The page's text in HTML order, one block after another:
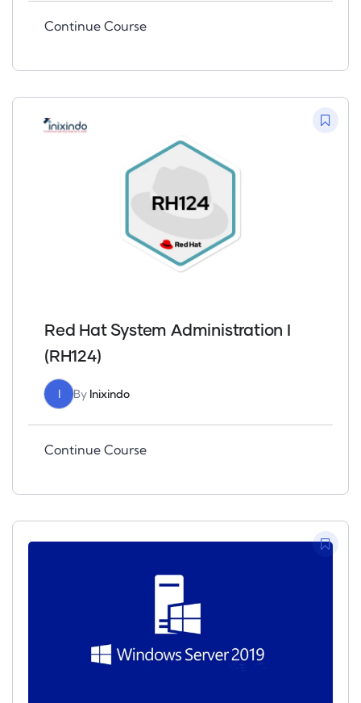
Continue Course
Red Hat System Administration I
(RH124)
I By Inixindo
Continue Course